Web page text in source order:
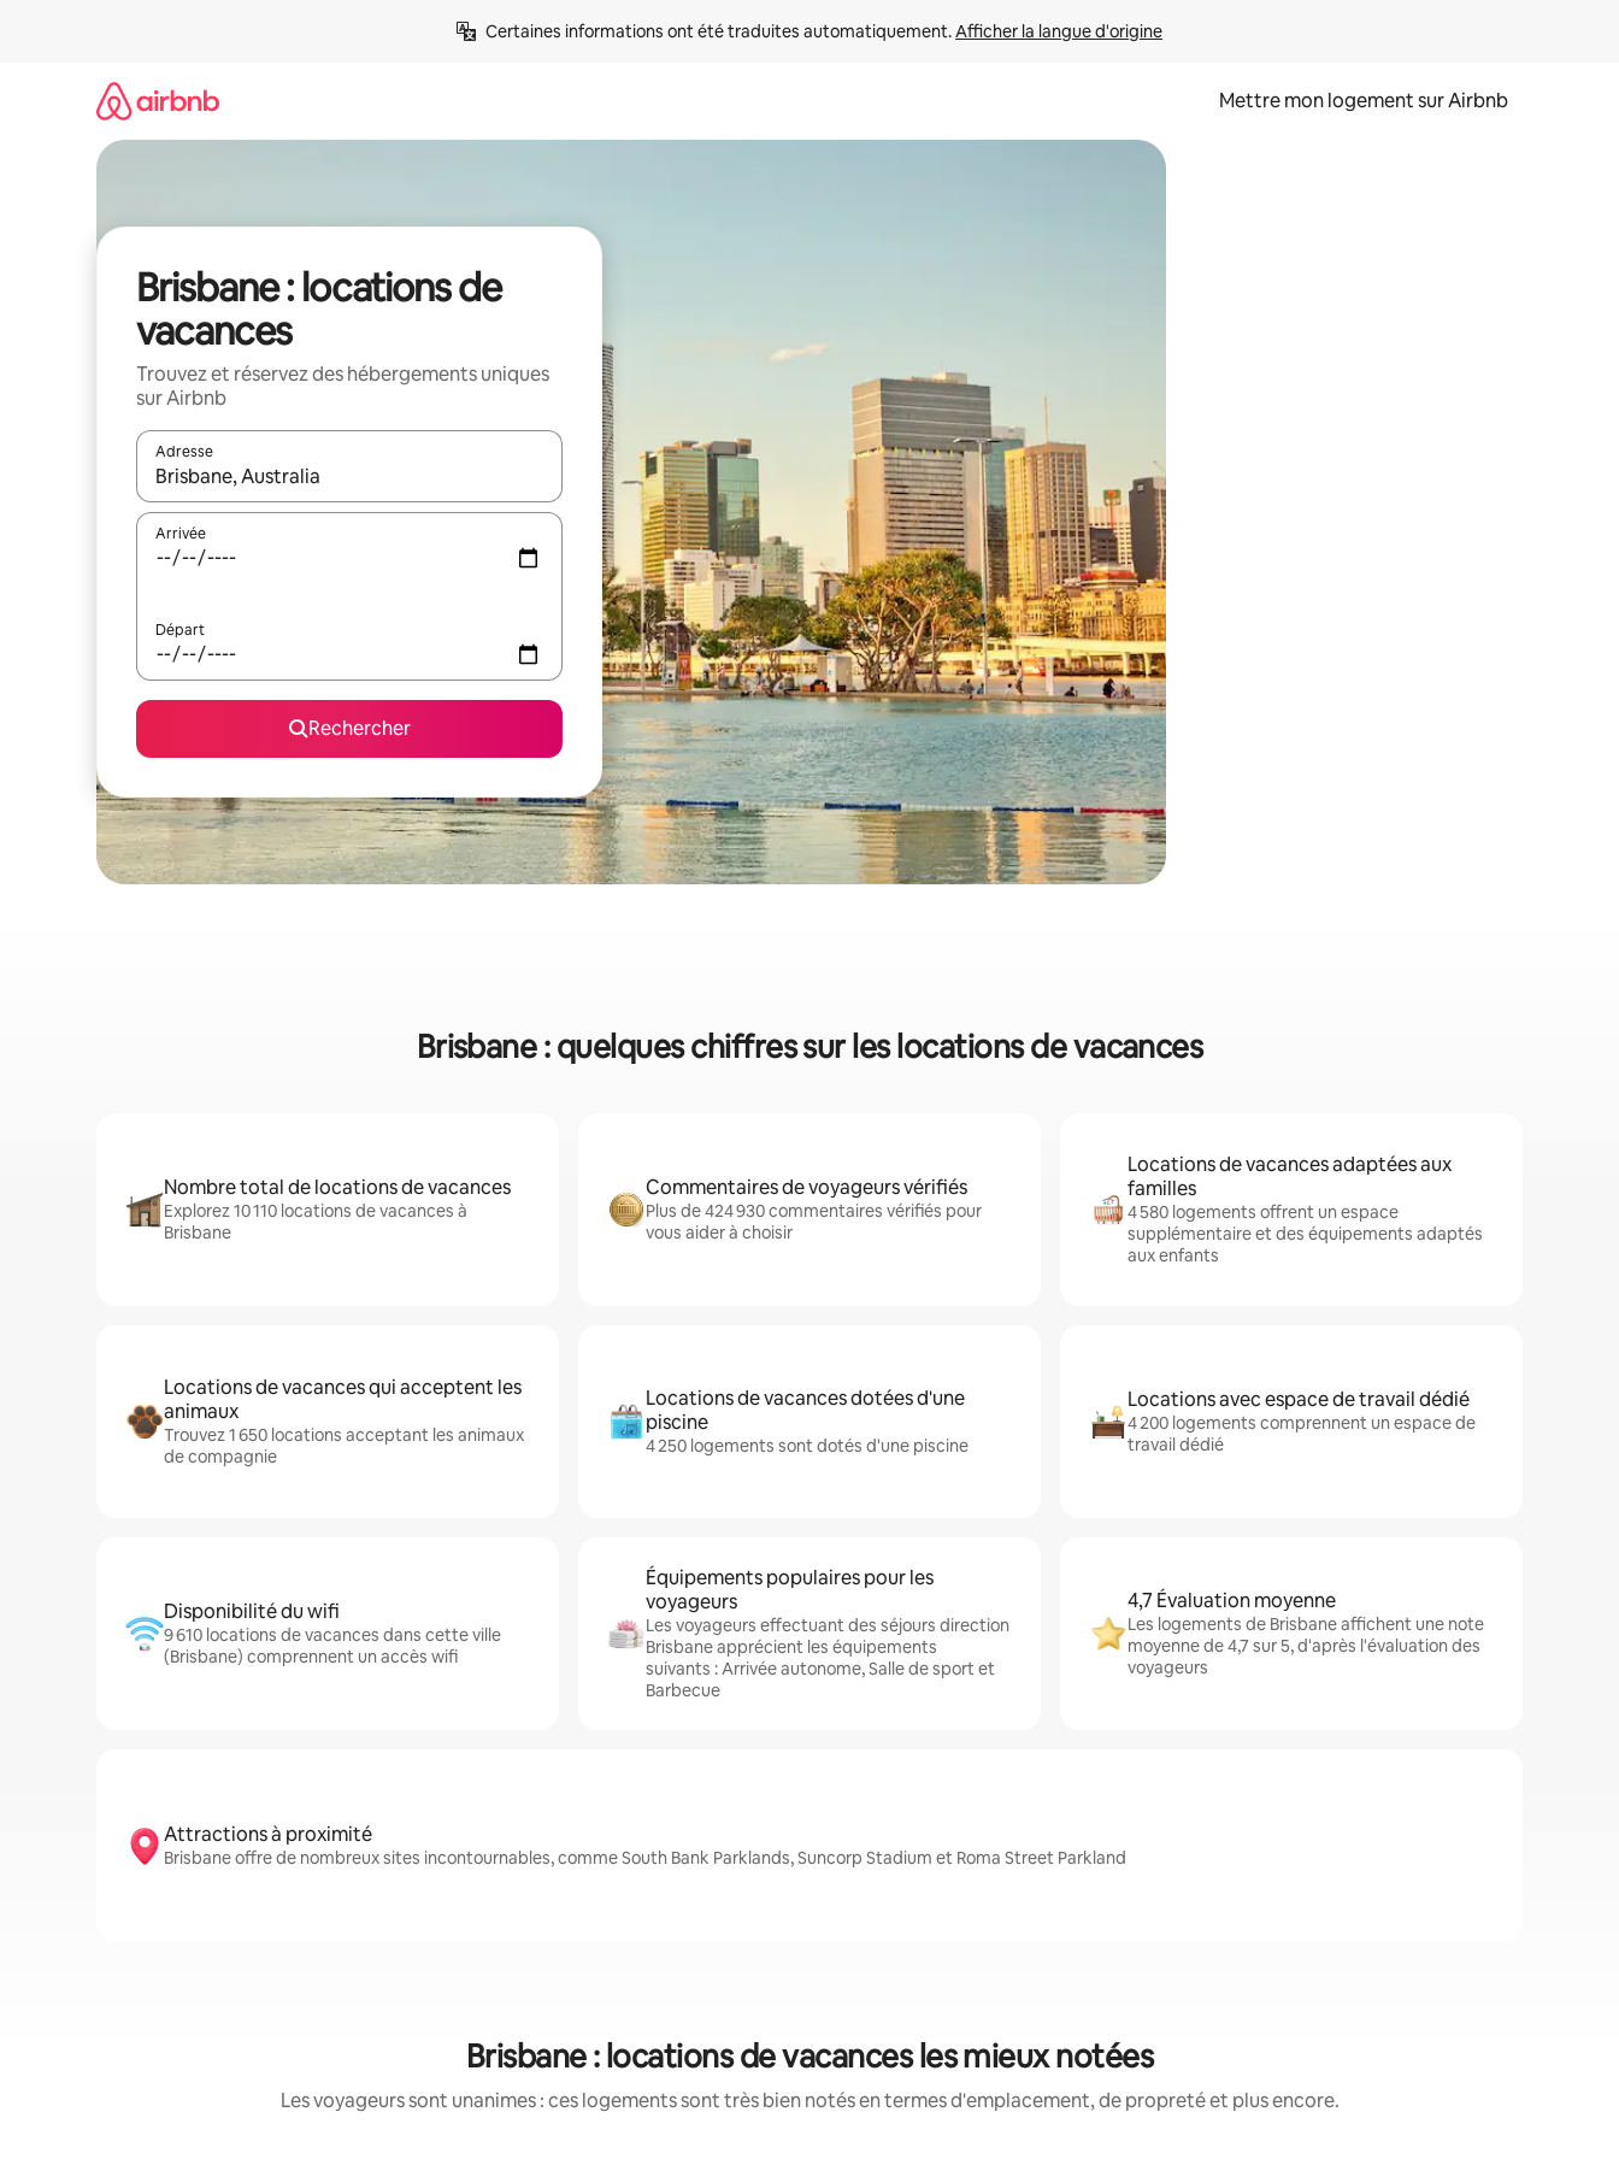
Certaines informations ont été traduites automatiquement. Afficher la langue d'origine
Mettre mon logement sur Airbnb
Brisbane : locations de
vacances
Trouvez et réservez des hébergements uniques
sur Airbnb
Adresse
Lorsque les résultats s'affichent, utilisez les flèches vers le haut et vers le bas pour les parcourir ou en appuyant et en faisant glisser.
Arrivée
Départ
Rechercher
Brisbane : quelques chiffres sur les locations de vacances
Nombre total de locations de vacances
Explorez 10 110 locations de vacances à
Brisbane
Commentaires de voyageurs vérifiés
Plus de 424 930 commentaires vérifiés pour
vous aider à choisir
Locations de vacances adaptées aux
familles
4 580 logements offrent un espace
supplémentaire et des équipements adaptés
aux enfants
Locations de vacances qui acceptent les
animaux
Trouvez 1 650 locations acceptant les animaux
de compagnie
Locations de vacances dotées d'une
piscine
4 250 logements sont dotés d'une piscine
Locations avec espace de travail dédié
4 200 logements comprennent un espace de
travail dédié
Disponibilité du wifi
9 610 locations de vacances dans cette ville
(Brisbane) comprennent un accès wifi
Équipements populaires pour les
voyageurs
Les voyageurs effectuant des séjours direction
Brisbane apprécient les équipements
suivants : Arrivée autonome, Salle de sport et
Barbecue
4,7 Évaluation moyenne
Les logements de Brisbane affichent une note
moyenne de 4,7 sur 5, d'après l'évaluation des
voyageurs
Attractions à proximité
Brisbane offre de nombreux sites incontournables, comme South Bank Parklands, Suncorp Stadium et Roma Street Parkland
Brisbane : locations de vacances les mieux notées
Les voyageurs sont unanimes : ces logements sont très bien notés en termes d'emplacement, de propreté et plus encore.